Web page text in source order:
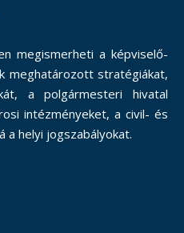
megismerheti a képviselő-
meghatározott stratégiákat,
a polgármesteri hivatal
intézményeket, a civil- és
helyi jogszabályokat.